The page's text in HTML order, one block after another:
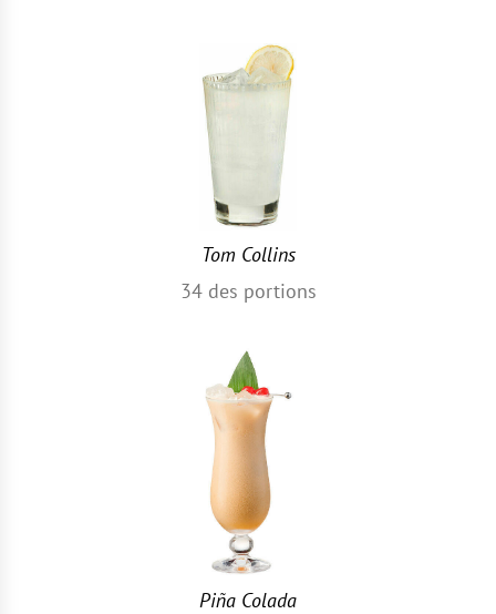
Tom Collins
34des portions
Piña Colada